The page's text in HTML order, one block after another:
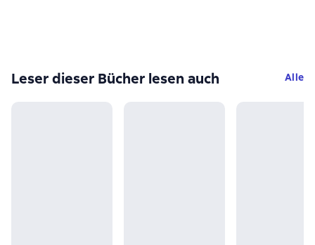
Leser dieser Bücher lesen auch Alle